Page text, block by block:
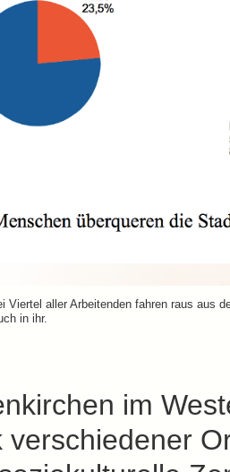
Viertel aller Arbeitenden fahren raus aus
in ihr.
im
verschiedener